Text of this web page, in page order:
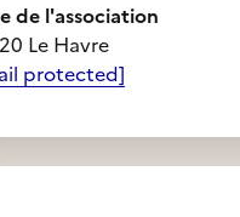
de l'association
Le Havre
e-mail de l'association :
protected]